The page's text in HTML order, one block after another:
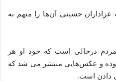
حسینی آن‌ها را متهم به
درحالی است که خود او هر
و عکس‌هایی منتشر می‌ شد که
دادن‌‌‌‌‌‌‌‌ است.